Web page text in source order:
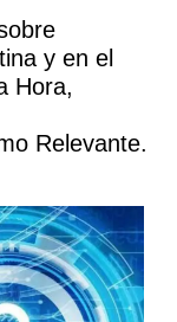
y en el
Hora,
Relevante.